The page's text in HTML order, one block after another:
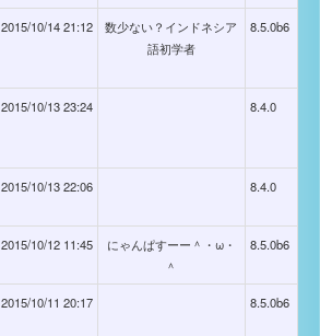
2015/10/14 21:12
数少ない？インドネシア
語初学者
8.5.0b6
2015/10/13 23:24 8.4.0
2015/10/13 22:06 8.4.0
2015/10/12 11:45
にゃんぱすーー＾・ω・
＾
8.5.0b6
2015/10/11 20:17 8.5.0b6